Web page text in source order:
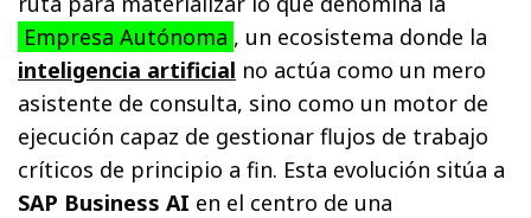
Empresa Autónoma , un ecosistema donde la
inteligencia artificial no actúa como un mero
asistente de consulta, sino como un motor de
ejecución capaz de gestionar flujos de trabajo
críticos de principio a fin. Esta evolución sitúa a
SAP Business AI en el centro de una